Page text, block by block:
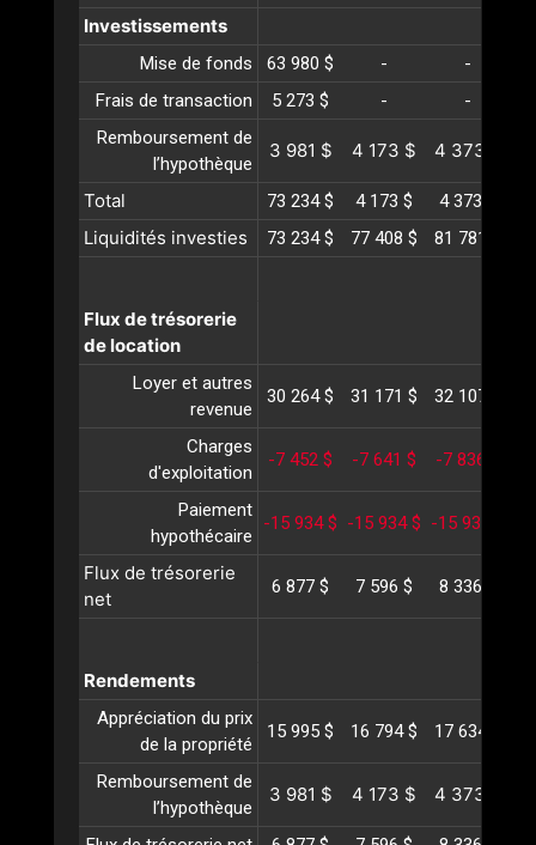
Investissements
Mise de fonds 63 980 $ -
-
Frais de transaction
5 273 $ -
-
Remboursement de
l’hypothèque
3 981 $ 4 173 $ 4 373 $
Total 73 234 $ 4 173 $ 4 373 $
Liquidités investies 73 234 $ 77 408 $ 81 781 $
Flux de trésorerie
de location
Loyer et autres
revenue
30 264 $ 31 171 $ 32 107 $
Charges
d'exploitation
-7 452 $ -7 641 $ -7 836 $
Paiement
hypothécaire
-15 934 $ -15 934 $ -15 934 $
Flux de trésorerie
net
6 877 $ 7 596 $ 8 336 $
Rendements
Appréciation du prix
de la propriété
15 995 $ 16 794 $ 17 634 $
Remboursement de
l’hypothèque
3 981 $ 4 173 $ 4 373 $